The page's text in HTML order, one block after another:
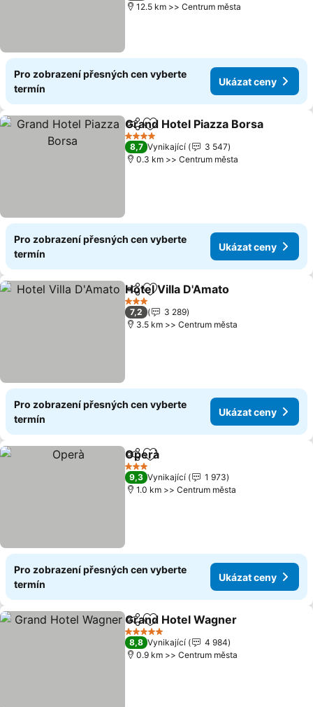
12.5 km >> Centrum města
Pro zobrazení přesných cen vyberte
termín
Ukázat ceny
SdíletPřidat na seznam oblíbených
Grand Hotel Piazza Borsa
4 Počet hvězdiček
8,7 Vynikající
3 547
0.3 km >> Centrum města
Pro zobrazení přesných cen vyberte
termín
Ukázat ceny
SdíletPřidat na seznam oblíbených
Hotel Villa D'Amato
3 Počet hvězdiček
7,2
3 289
3.5 km >> Centrum města
Pro zobrazení přesných cen vyberte
termín
Ukázat ceny
SdíletPřidat na seznam oblíbených
Operà
3 Počet hvězdiček
9,3 Vynikající
1 973
1.0 km >> Centrum města
Pro zobrazení přesných cen vyberte
termín
Ukázat ceny
SdíletPřidat na seznam oblíbených
Grand Hotel Wagner
5 Počet hvězdiček
8,8 Vynikající
4 984
0.9 km >> Centrum města